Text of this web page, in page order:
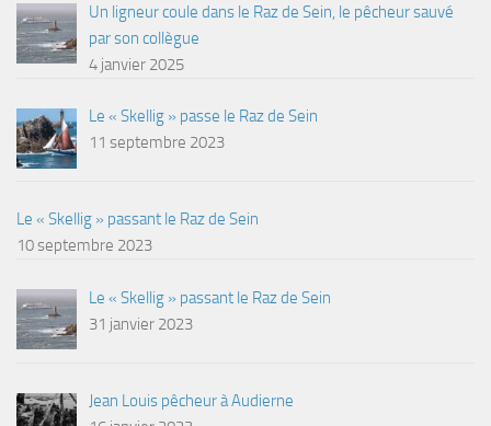
Un ligneur coule dans le Raz de Sein, le pêcheur sauvé
par son collègue
4 janvier 2025
Le « Skellig » passe le Raz de Sein
11 septembre 2023
Le « Skellig » passant le Raz de Sein
10 septembre 2023
Le « Skellig » passant le Raz de Sein
31 janvier 2023
Jean Louis pêcheur à Audierne